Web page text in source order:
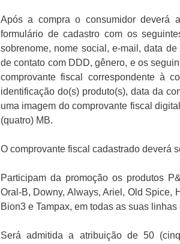
Após a compra o consumidor deverá
formulário de cadastro com os
sobrenome, nome social, e-mail, data
de contato com DDD, gênero, e os
comprovante fiscal correspondente à
identificação do(s) produto(s), data da
uma imagem do comprovante fiscal
(quatro) MB.
O comprovante fiscal cadastrado deverá
Participam da promoção os produtos
Oral-B, Downy, Always, Ariel, Old Spice,
Bion3 e Tampax, em todas as suas
Será admitida a atribuição de 50